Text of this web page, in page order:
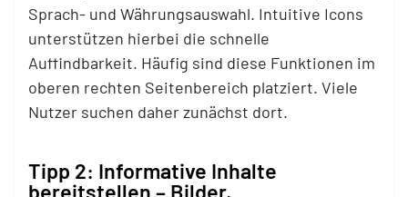
Sprach- und Währungsauswahl. Intuitive Icons
unterstützen hierbei die schnelle
Auffindbarkeit. Häufig sind diese Funktionen im
oberen rechten Seitenbereich platziert. Viele
Nutzer suchen daher zunächst dort.
Tipp 2: Informative Inhalte
bereitstellen – Bilder,